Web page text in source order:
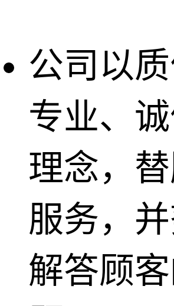
公司以质
专业、
理念，
服务，
解答顾